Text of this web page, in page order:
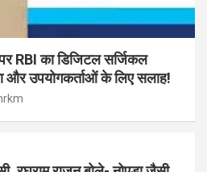
RBI का डिजिटल सर्जिकल
और उपयोगकर्ताओं के लिए सलाह!